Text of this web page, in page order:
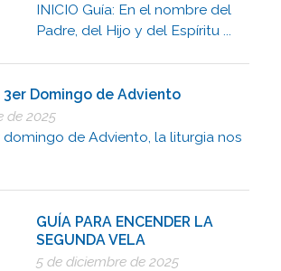
INICIO Guía: En el nombre del
Padre, del Hijo y del Espíritu ...
Domingo de Adviento
de 2025
domingo de Adviento, la liturgia nos
GUÍA PARA ENCENDER LA
SEGUNDA VELA
5 de diciembre de 2025